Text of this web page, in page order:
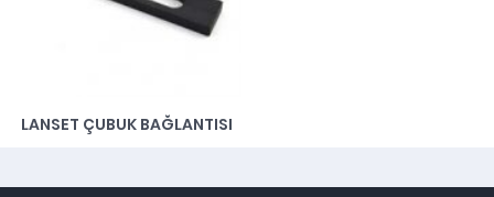
LANSET ÇUBUK BAĞLANTISI